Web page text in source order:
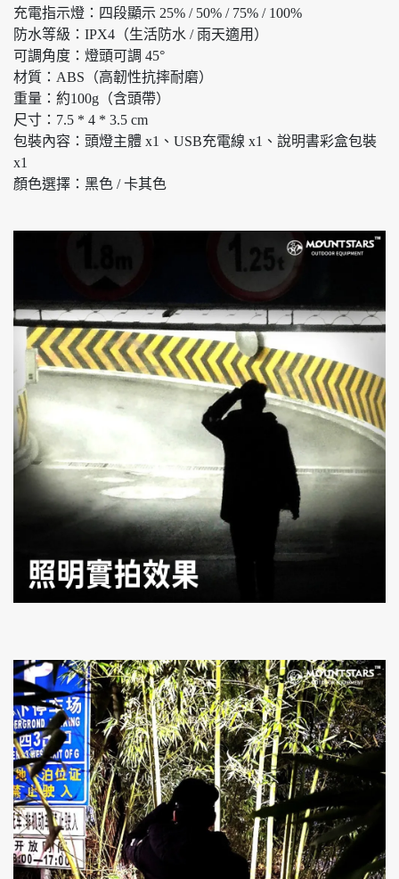
充電指示燈：四段顯示 25% / 50% / 75% / 100%
防水等級：IPX4（生活防水 / 雨天適用）
可調角度：燈頭可調 45°
材質：ABS（高韌性抗摔耐磨）
重量：約100g（含頭帶）
尺寸：7.5 * 4 * 3.5 cm
包裝內容：頭燈主體 x1、USB充電線 x1、說明書彩盒包裝
x1
顏色選擇：黑色 / 卡其色